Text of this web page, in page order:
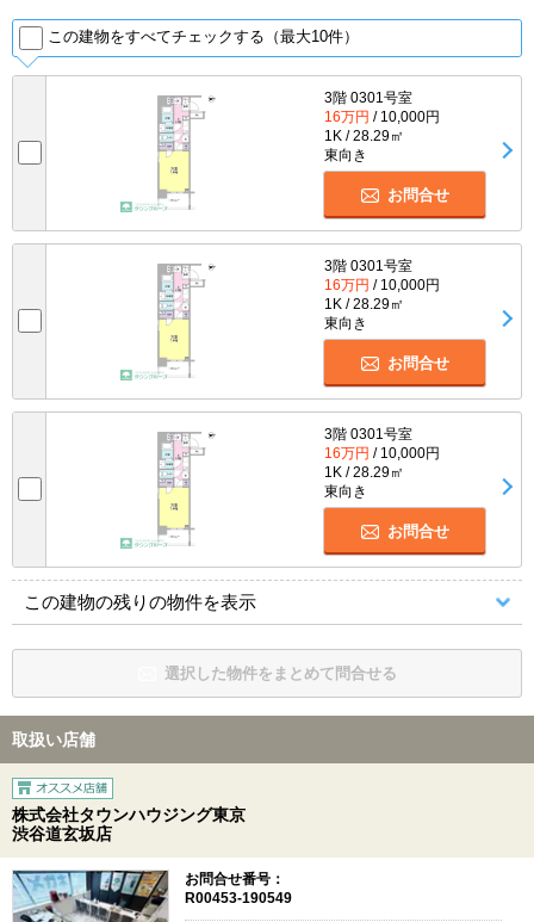
この建物をすべてチェックする（最大10件）
3階 0301号室
16万円 / 10,000円
1K / 28.29㎡
東向き
お問合せ
3階 0301号室
16万円 / 10,000円
1K / 28.29㎡
東向き
お問合せ
3階 0301号室
16万円 / 10,000円
1K / 28.29㎡
東向き
お問合せ
この建物の残りの物件を表示
選択した物件をまとめて問合せる
取扱い店舗
株式会社タウンハウジング東京
渋谷道玄坂店
お問合せ番号：
R00453-190549